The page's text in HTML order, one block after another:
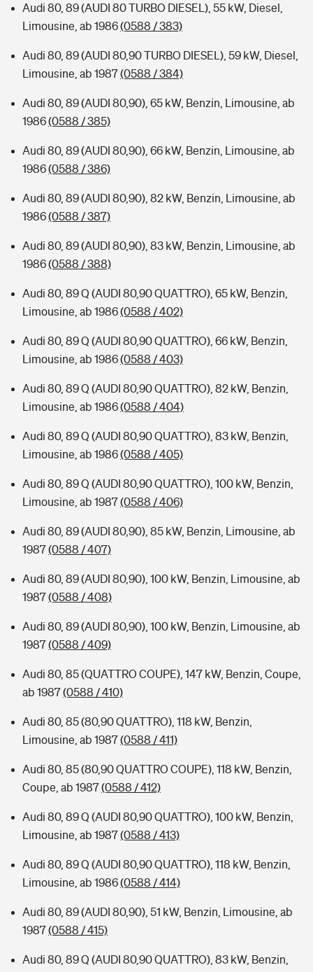
Audi 80, 89 (AUDI 80 TURBO DIESEL), 55 kW, Diesel,
Limousine, ab 1986(0588 / 383)
Audi 80, 89 (AUDI 80,90 TURBO DIESEL), 59 kW, Diesel,
Limousine, ab 1987(0588 / 384)
Audi 80, 89 (AUDI 80,90), 65 kW, Benzin, Limousine, ab
1986(0588 / 385)
Audi 80, 89 (AUDI 80,90), 66 kW, Benzin, Limousine, ab
1986(0588 / 386)
Audi 80, 89 (AUDI 80,90), 82 kW, Benzin, Limousine, ab
1986(0588 / 387)
Audi 80, 89 (AUDI 80,90), 83 kW, Benzin, Limousine, ab
1986(0588 / 388)
Audi 80, 89 Q (AUDI 80,90 QUATTRO), 65 kW, Benzin,
Limousine, ab 1986(0588 / 402)
Audi 80, 89 Q (AUDI 80,90 QUATTRO), 66 kW, Benzin,
Limousine, ab 1986(0588 / 403)
Audi 80, 89 Q (AUDI 80,90 QUATTRO), 82 kW, Benzin,
Limousine, ab 1986(0588 / 404)
Audi 80, 89 Q (AUDI 80,90 QUATTRO), 83 kW, Benzin,
Limousine, ab 1986(0588 / 405)
Audi 80, 89 Q (AUDI 80,90 QUATTRO), 100 kW, Benzin,
Limousine, ab 1987(0588 / 406)
Audi 80, 89 (AUDI 80,90), 85 kW, Benzin, Limousine, ab
1987(0588 / 407)
Audi 80, 89 (AUDI 80,90), 100 kW, Benzin, Limousine, ab
1987(0588 / 408)
Audi 80, 89 (AUDI 80,90), 100 kW, Benzin, Limousine, ab
1987(0588 / 409)
Audi 80, 85 (QUATTRO COUPE), 147 kW, Benzin, Coupe,
ab 1987(0588 / 410)
Audi 80, 85 (80,90 QUATTRO), 118 kW, Benzin,
Limousine, ab 1987(0588 / 411)
Audi 80, 85 (80,90 QUATTRO COUPE), 118 kW, Benzin,
Coupe, ab 1987(0588 / 412)
Audi 80, 89 Q (AUDI 80,90 QUATTRO), 100 kW, Benzin,
Limousine, ab 1987(0588 / 413)
Audi 80, 89 Q (AUDI 80,90 QUATTRO), 118 kW, Benzin,
Limousine, ab 1986(0588 / 414)
Audi 80, 89 (AUDI 80,90), 51 kW, Benzin, Limousine, ab
1987(0588 / 415)
Audi 80, 89 Q (AUDI 80,90 QUATTRO), 83 kW, Benzin,